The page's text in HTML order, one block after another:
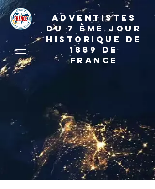
ADVENTISTES
DU 7 ème JOUR
HISTORIQUE DE
1889 de
france